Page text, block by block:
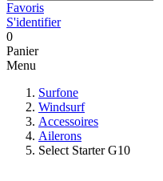
Favoris
S'identifier
0
Panier
Menu
Surfone
Windsurf
Accessoires
Ailerons
Select Starter G10